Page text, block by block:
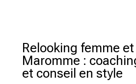
Relooking femme
Maromme :
et conseil en style